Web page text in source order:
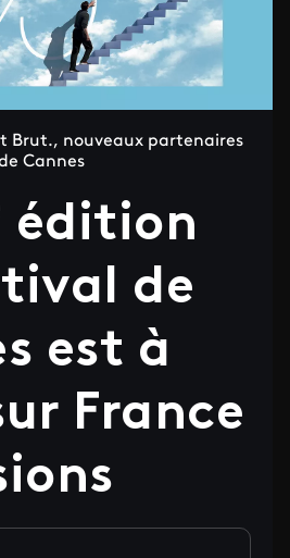
Brut., nouveaux partenaires
Cannes
édition
de
est à
France